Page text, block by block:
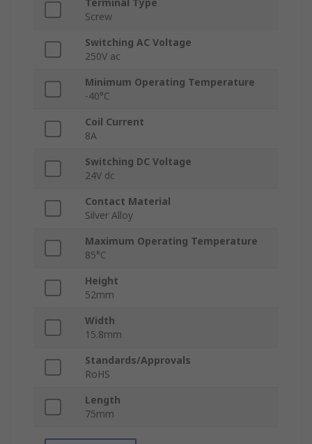
Terminal Type
Screw
Switching AC Voltage
250V ac
Minimum Operating Temperature
-40°C
Coil Current
8A
Switching DC Voltage
24V dc
Contact Material
Silver Alloy
Maximum Operating Temperature
85°C
Height
52mm
Width
15.8mm
Standards/Approvals
RoHS
Length
75mm